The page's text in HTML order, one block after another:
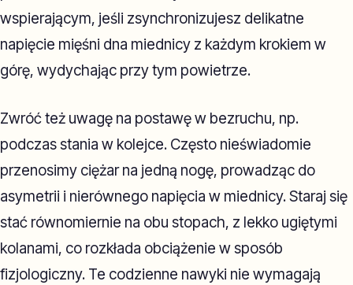
wspierającym, jeśli zsynchronizujesz delikatne
napięcie mięśni dna miednicy z każdym krokiem w
górę, wydychając przy tym powietrze.
Zwróć też uwagę na postawę w bezruchu, np.
podczas stania w kolejce. Często nieświadomie
przenosimy ciężar na jedną nogę, prowadząc do
asymetrii i nierównego napięcia w miednicy. Staraj się
stać równomiernie na obu stopach, z lekko ugiętymi
kolanami, co rozkłada obciążenie w sposób
fizjologiczny. Te codzienne nawyki nie wymagają